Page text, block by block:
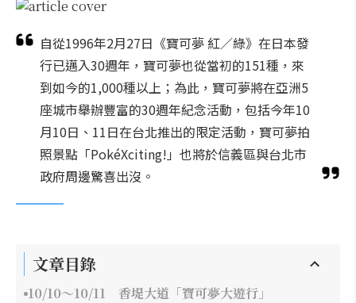
自從1996年2月27日《寶可夢 紅／綠》在日本發
行已邁入30週年，寶可夢也從當初的151種，來
到如今的1,000種以上；為此，寶可夢將在亞洲5
座城市舉辦豐富的30週年紀念活動，包括今年10
月10日、11日在台北推出的限定活動，寶可夢拍
照景點「PokéXciting!」也將於信義區與台北市
政府周邊驚喜出沒。
文章目錄
10/10～10/11 香堤大道「寶可夢大遊行」